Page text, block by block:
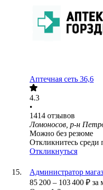
Аптечная сеть 36,6
4.3
•
1414 отзывов
Ломоносов, р-н
Можно без резюме
Откликнитесь среди
Откликнуться
Администратор
85 200 – 103 400 ₽ за